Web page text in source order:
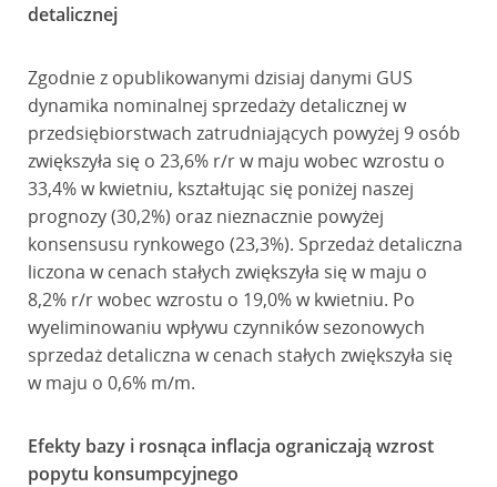
detalicznej
Zgodnie z opublikowanymi dzisiaj danymi GUS
dynamika nominalnej sprzedaży detalicznej w
przedsiębiorstwach zatrudniających powyżej 9 osób
zwiększyła się o 23,6% r/r w maju wobec wzrostu o
33,4% w kwietniu, kształtując się poniżej naszej
prognozy (30,2%) oraz nieznacznie powyżej
konsensusu rynkowego (23,3%). Sprzedaż detaliczna
liczona w cenach stałych zwiększyła się w maju o
8,2% r/r wobec wzrostu o 19,0% w kwietniu. Po
wyeliminowaniu wpływu czynników sezonowych
sprzedaż detaliczna w cenach stałych zwiększyła się
w maju o 0,6% m/m.
Efekty bazy i rosnąca inflacja ograniczają wzrost
popytu konsumpcyjnego